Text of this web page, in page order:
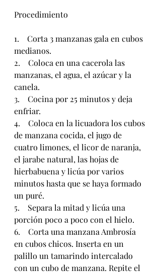
Procedimiento
1.    Corta 3 manzanas gala en cubos
medianos.
2.    Coloca en una cacerola las
manzanas, el agua, el azúcar y la
canela.
3.    Cocina por 25 minutos y deja
enfriar.
4.    Coloca en la licuadora los cubos
de manzana cocida, el jugo de
cuatro limones, el licor de naranja,
el jarabe natural, las hojas de
hierbabuena y licúa por varios
minutos hasta que se haya formado
un puré.
5.    Separa la mitad y licúa una
porción poco a poco con el hielo.
6.    Corta una manzana Ambrosía
en cubos chicos. Inserta en un
palillo un tamarindo intercalado
con un cubo de manzana. Repite el